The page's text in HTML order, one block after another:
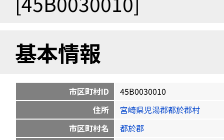
基本情報
市区町村ID
45B0030010
住所
宮崎県児湯郡都於郡村
市区町村名
都於郡